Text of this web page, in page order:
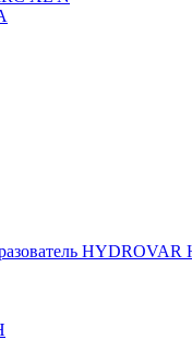
HYDROVAR